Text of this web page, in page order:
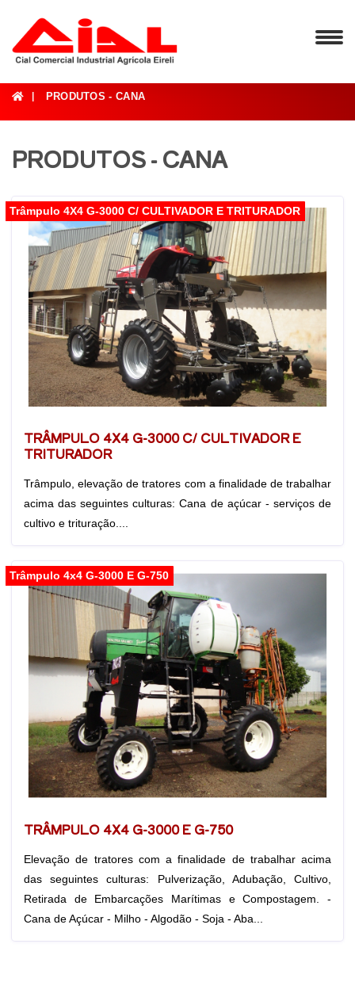
PRODUTOS - CANA
PRODUTOS - CANA
Trâmpulo 4X4 G-3000 C/ CULTIVADOR E TRITURADOR
TRÂMPULO 4X4 G-3000 C/ CULTIVADOR E
TRITURADOR
Trâmpulo, elevação de tratores com a finalidade de trabalhar
acima das seguintes culturas: Cana de açúcar - serviços de
cultivo e trituração....
Trâmpulo 4x4 G-3000 E G-750
TRÂMPULO 4X4 G-3000 E G-750
Elevação de tratores com a finalidade de trabalhar acima
das seguintes culturas: Pulverização, Adubação, Cultivo,
Retirada de Embarcações Marítimas e Compostagem. -
Cana de Açúcar - Milho - Algodão - Soja - Aba...